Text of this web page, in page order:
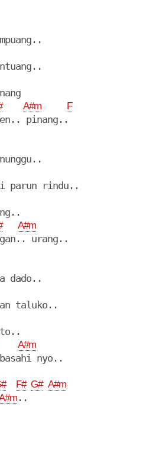
A#m F
pinang..
parun rindu..
A#m
urang..
dado..
taluko..
A#m
nyo..
F# G# A#m